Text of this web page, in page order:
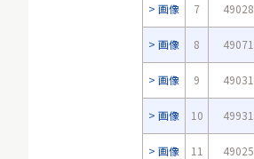
画像 7
画像 8
画像 9
画像 10
画像 11